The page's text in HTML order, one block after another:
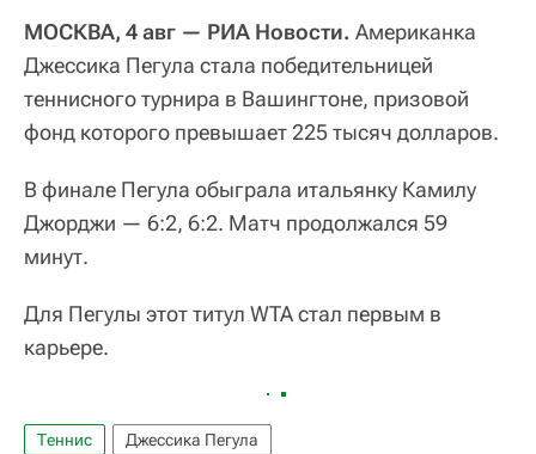
МОСКВА, 4 авг — РИА Новости. Американка
Джессика Пегула стала победительницей
теннисного турнира в Вашингтоне, призовой
фонд которого превышает 225 тысяч долларов.
В финале Пегула обыграла итальянку Камилу
Джорджи — 6:2, 6:2. Матч продолжался 59
минут.
Для Пегулы этот титул WTA стал первым в
карьере.
Теннис
Джессика Пегула